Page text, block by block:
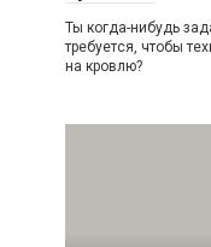
Ты когда-нибудь
требуется, чтобы
на кровлю?